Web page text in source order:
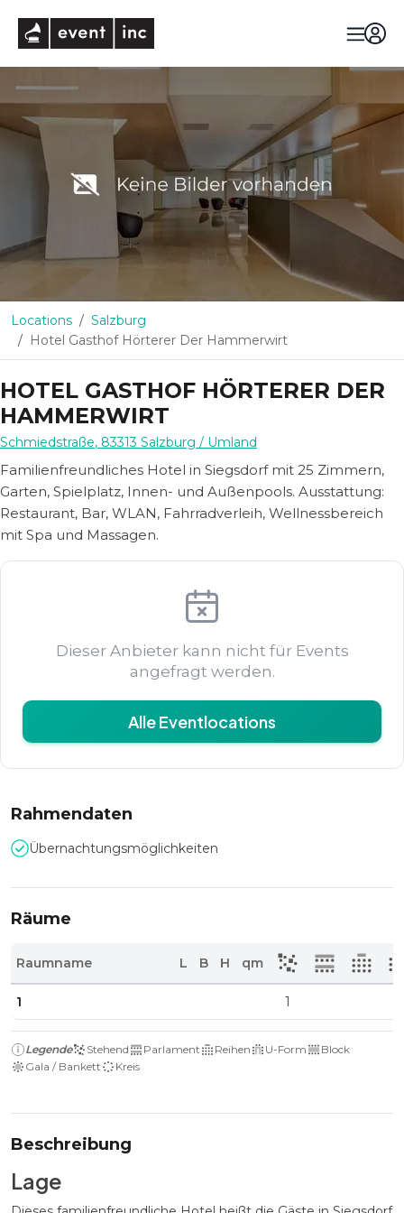
Locations
Salzburg
Hotel Gasthof Hörterer Der Hammerwirt
HOTEL GASTHOF HÖRTERER DER
HAMMERWIRT
Schmiedstraße, 83313 Salzburg / Umland
Familienfreundliches Hotel in Siegsdorf mit 25 Zimmern,
Garten, Spielplatz, Innen- und Außenpools. Ausstattung:
Restaurant, Bar, WLAN, Fahrradverleih, Wellnessbereich
mit Spa und Massagen.
Dieser Anbieter kann nicht für Events
angefragt werden.
Alle Eventlocations
Rahmendaten
Übernachtungsmöglichkeiten
Räume
Raumname L B H qm
1 1
Legende Stehend Parlament Reihen U-Form
Block
Gala / Bankett
Kreis
Beschreibung
Lage